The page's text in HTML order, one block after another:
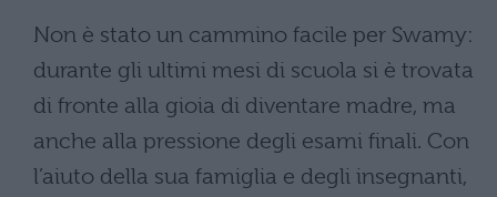
Non è stato un cammino facile per Swamy:
durante gli ultimi mesi di scuola si è trovata
di fronte alla gioia di diventare madre, ma
anche alla pressione degli esami finali. Con
l’aiuto della sua famiglia e degli insegnanti,